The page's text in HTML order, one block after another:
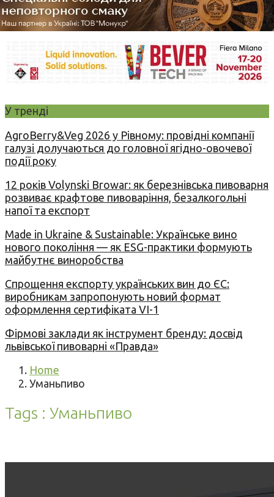
У тренді
AgroBerry&Veg 2026 у Рівному: провідні компанії
галузі долучаються до головної ягідно-овочевої
події року
12 років Volynski Browar: як березнівська пивоварня
розвиває крафтове пивоваріння, безалкогольні
напої та експорт
Made in Ukraine & Sustainable: Українське вино
нового покоління — як ESG-практики формують
майбутнє виноробства
Спрощення експорту українських вин до ЄС:
виробникам запропонують новий формат
оформлення сертифіката VI-1
Фірмові заклади як інструмент бренду: досвід
львівської пивоварні «Правда»
Home
Уманьпиво
Tags : Уманьпиво